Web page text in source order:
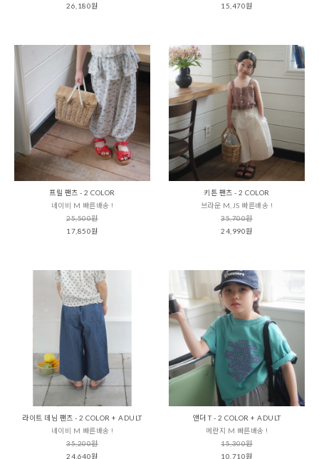
26,180원
15,470원
프릴 팬츠 - 2 COLOR
네이비 M 빠른배송 !
25,500원
17,850원
키튼 팬츠 - 2 COLOR
브라운 M,JS 빠른배송 !
35,700원
24,990원
라이트 데님 팬츠 - 2 COLOR + ADULT
네이비 M 빠른배송 !
35,200원
24,640원
앤더 T - 2 COLOR + ADULT
메란지 M 빠른배송 !
15,300원
10,710원